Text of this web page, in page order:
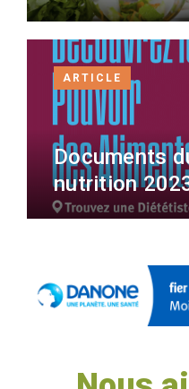
ARTICLE
Documents
nutrition